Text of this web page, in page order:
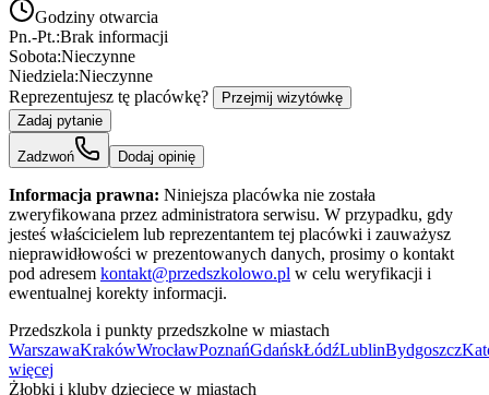
Godziny otwarcia
Pn.-Pt.:Brak informacji
Sobota:Nieczynne
Niedziela:Nieczynne
Reprezentujesz tę placówkę?
Przejmij wizytówkę
Zadaj pytanie
Zadzwoń Dodaj opinię
Informacja prawna: Niniejsza placówka nie została
zweryfikowana przez administratora serwisu. W przypadku, gdy
jesteś właścicielem lub reprezentantem tej placówki i zauważysz
nieprawidłowości w prezentowanych danych, prosimy o kontakt
pod adresem kontakt@przedszkolowo.pl w celu weryfikacji i
ewentualnej korekty informacji.
Przedszkola i punkty przedszkolne w miastach
WarszawaKrakówWrocławPoznańGdańskŁódźLublinBydgoszcz
więcej
Żłobki i kluby dziecięce w miastach